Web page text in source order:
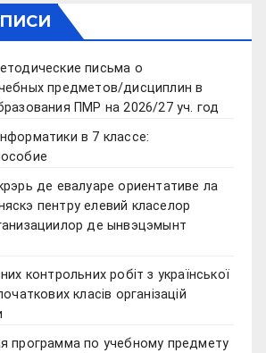
письма о
предметов/дисциплин в
ПМР на 2026/27 уч. год
в 7 классе:
де евалуаре ориентативе ла
пентру елевий класелор
де ынвэцэмынт
контрольних робіт з української
класів організацій
программа по учебному предмету